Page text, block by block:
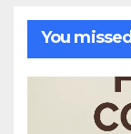
You missed